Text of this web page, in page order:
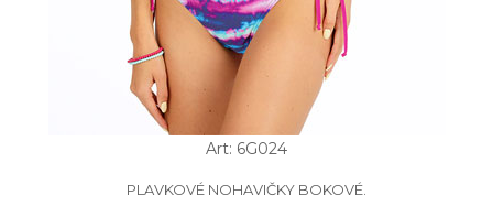
Art: 6G024
PLAVKOVÉ NOHAVIČKY BOKOVÉ.